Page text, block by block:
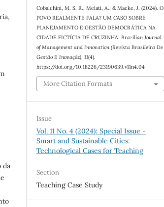
da
Cobalchini, M. S. R., Melati, A., & Macke, J. (2024). O
POVO REALMENTE FALA? UM CASO SOBRE
PLANEJAMENTO E GESTÃO DEMOCRÁTICA NA
CIDADE FICTÍCIA DE CRUZINHA. Brazilian Journal
of Management and Innovation (Revista Brasileira De
Gestão E Inovação) ,11(4).
https://doi.org/10.18226/23190639.v11n4.04
More Citation Formats
Issue
Vol. 11 No. 4 (2024): Special Issue -
Smart and Sustainable Cities:
Technological Cases for Teaching
Section
Teaching Case Study